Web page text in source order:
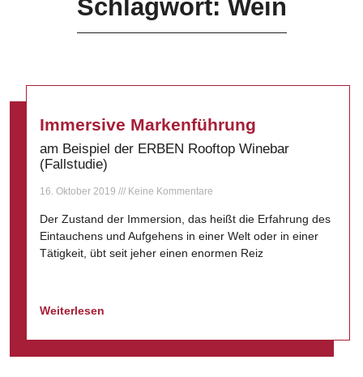
Schlagwort: Wein
Immersive Markenführung
am Beispiel der ERBEN Rooftop Winebar
(Fallstudie)
16. Oktober 2019 Keine Kommentare
Der Zustand der Immersion, das heißt die Erfahrung des
Eintauchens und Aufgehens in einer Welt oder in einer
Tätigkeit, übt seit jeher einen enormen Reiz
Weiterlesen